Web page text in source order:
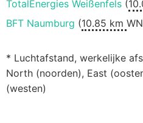
TotalEnergies Weißenfels (
BFT Naumburg (10.85 km
* Luchtafstand, werkelijke
North (noorden), East
(westen)